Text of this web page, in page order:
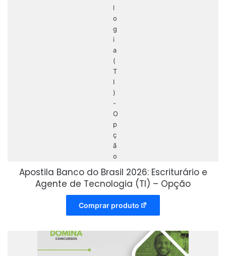
Apostila Banco do Brasil 2026: Escriturário e
Agente de Tecnologia (TI) – Opção
Comprar produto